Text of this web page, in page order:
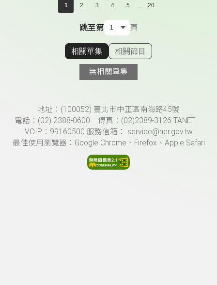
1 2 3 4 5 ... 20
跳至第 頁
顯示相關單集
相關單集 相關節目
無相關單集
頁尾資訊地址：(100052) 臺北市中正區南海路45號
電話：(02) 2388-0600 傳真：(02)2389-3126 TANET
VOIP：99160500 服務信箱： service@ner.gov.tw
最佳使用瀏覽器：Google Chrome、Firefox、Apple Safari